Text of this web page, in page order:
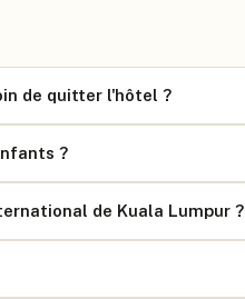
de quitter l'hôtel ?
?
de Kuala Lumpur ?